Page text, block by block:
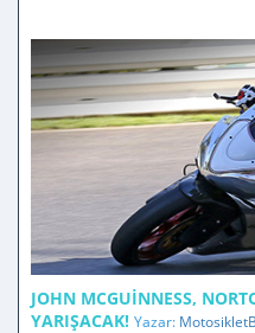
JOHN MCGUINNESS,
YARIŞACAK! Yazar: